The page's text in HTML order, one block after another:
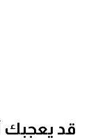
قد يعجبك